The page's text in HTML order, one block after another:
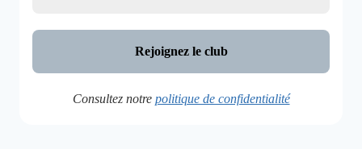
Consultez notre politique de confidentialité